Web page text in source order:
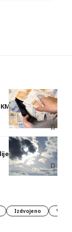
najveće
dana
Izdvojeno